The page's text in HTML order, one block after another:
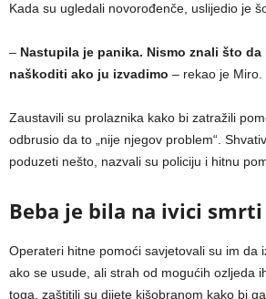
Kada su ugledali novorođenče, uslijedio je
– Nastupila je panika. Nismo znali što
naškoditi ako ju izvadimo – rekao je Miro.
Zaustavili su prolaznika kako bi zatražili
odbrusio da to „nije njegov problem“.
poduzeti nešto, nazvali su policiju i hitnu
Beba je bila na ivici smrti
Operateri hitne pomoći savjetovali su im da
ako se usude, ali strah od mogućih ozljeda
toga, zaštitili su dijete kišobranom kako bi